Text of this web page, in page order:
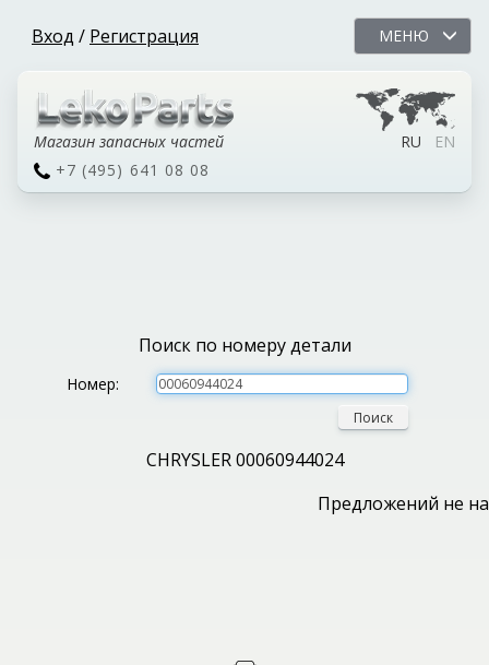
Вход / Регистрация МЕНЮ
Магазин запасных частей RU
EN
+7 (495) 641 08 08
Поиск по номеру детали
Номер:
Поиск
CHRYSLER 00060944024
Предложений не